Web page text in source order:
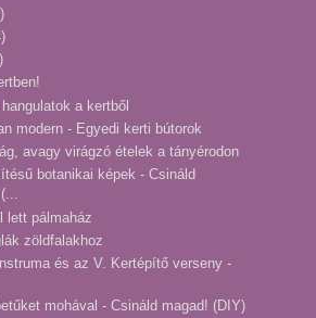
a kertből
modern - Egyedi kerti bútorok
avagy virágzó ételek a tányérodon
botanikai képek - Csináld
lett pálmaház
zöldfalakhoz
és az V. Kertépítő verseny -
mohával - Csináld magad! (DIY)